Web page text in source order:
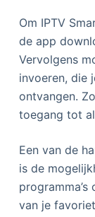
Om IPTV
de app
Vervolgens
invoeren, die
ontvangen.
toegang tot
Een van de
is de
van je